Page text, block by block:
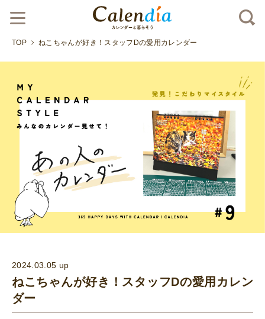
TOP ねこちゃんが好き！スタッフDの愛用カレンダー
2024.03.05 up
ねこちゃんが好き！スタッフDの愛用カレン
ダー